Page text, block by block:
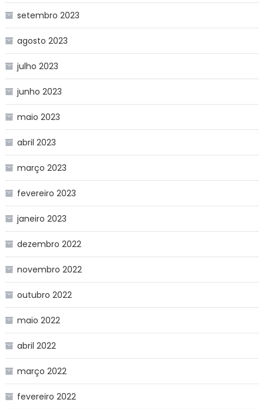
setembro 2023
agosto 2023
julho 2023
junho 2023
maio 2023
abril 2023
março 2023
fevereiro 2023
janeiro 2023
dezembro 2022
novembro 2022
outubro 2022
maio 2022
abril 2022
março 2022
fevereiro 2022